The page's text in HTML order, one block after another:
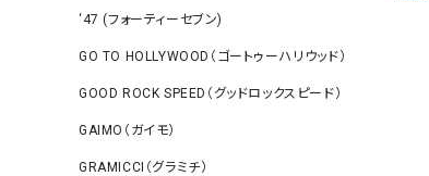
‘47 (フォーティーセブン)
GO TO HOLLYWOOD（ゴートゥーハリウッド）
GOOD ROCK SPEED（グッドロックスピード）
GAIMO（ガイモ）
GRAMICCI（グラミチ）